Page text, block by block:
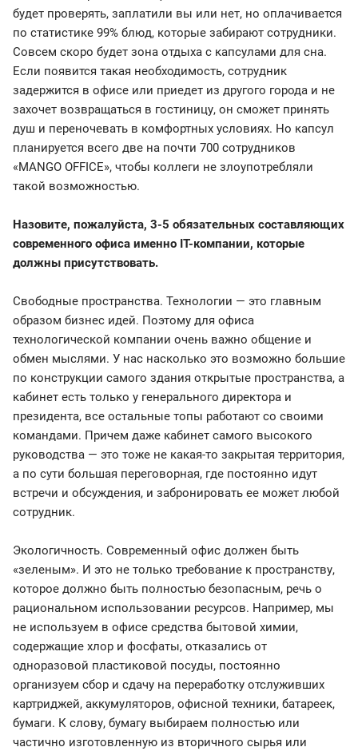
будет проверять, заплатили вы или нет, но оплачивается
по статистике 99% блюд, которые забирают сотрудники.
Совсем скоро будет зона отдыха с капсулами для сна.
Если появится такая необходимость, сотрудник
задержится в офисе или приедет из другого города и не
захочет возвращаться в гостиницу, он сможет принять
душ и переночевать в комфортных условиях. Но капсул
планируется всего две на почти 700 сотрудников
«MANGO OFFICE», чтобы коллеги не злоупотребляли
такой возможностью.
Назовите, пожалуйста, 3-5 обязательных составляющих
современного офиса именно IT-компании, которые
должны присутствовать.
Свободные пространства. Технологии — это главным
образом бизнес идей. Поэтому для офиса
технологической компании очень важно общение и
обмен мыслями. У нас насколько это возможно большие
по конструкции самого здания открытые пространства, а
кабинет есть только у генерального директора и
президента, все остальные топы работают со своими
командами. Причем даже кабинет самого высокого
руководства — это тоже не какая-то закрытая территория,
а по сути большая переговорная, где постоянно идут
встречи и обсуждения, и забронировать ее может любой
сотрудник.
Экологичность. Современный офис должен быть
«зеленым». И это не только требование к пространству,
которое должно быть полностью безопасным, речь о
рациональном использовании ресурсов. Например, мы
не используем в офисе средства бытовой химии,
содержащие хлор и фосфаты, отказались от
одноразовой пластиковой посуды, постоянно
организуем сбор и сдачу на переработку отслуживших
картриджей, аккумуляторов, офисной техники, батареек,
бумаги. К слову, бумагу выбираем полностью или
частично изготовленную из вторичного сырья или